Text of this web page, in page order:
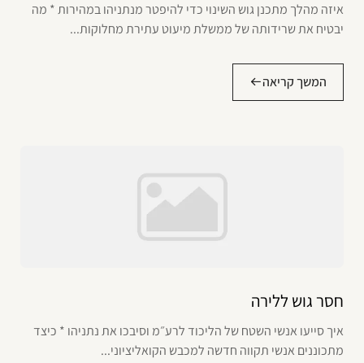
איזה מהלך מתכנן גוש השינוי כדי להיפטר מנתניהו במהירות * מה
יבטיח את שרידותה של ממשלת מיעוט עתירת מחלוקות...
המשך קריאה
חסר גוש ללירה
איך סייעו אנשי השטח של הליכוד לרע״מ וסיבכו את נתניהו * כיצד
מתכוננים אנשי תקווה חדשה למכבש הקואליציוני...